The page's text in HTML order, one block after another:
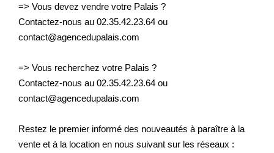
=> Vous devez vendre votre Palais ?
Contactez-nous au 02.35.42.23.64 ou
contact@agencedupalais.com
=> Vous recherchez votre Palais ?
Contactez-nous au 02.35.42.23.64 ou
contact@agencedupalais.com
Restez le premier informé des nouveautés à paraître à la
vente et à la location en nous suivant sur les réseaux :